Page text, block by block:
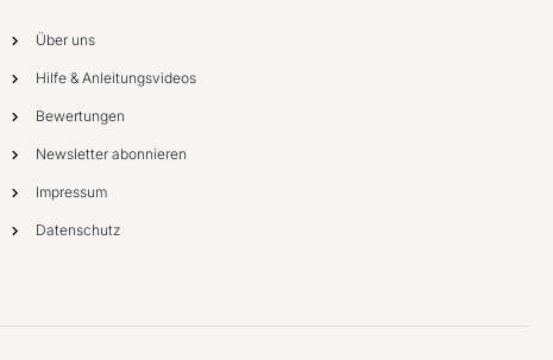
Über uns
Hilfe & Anleitungsvideos
Bewertungen
Newsletter abonnieren
Impressum
Datenschutz